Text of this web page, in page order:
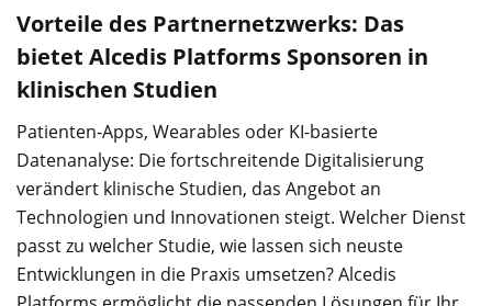
Vorteile des Partnernetzwerks: Das
bietet Alcedis Platforms Sponsoren in
klinischen Studien
Patienten-Apps, Wearables oder KI-basierte
Datenanalyse: Die fortschreitende Digitalisierung
verändert klinische Studien, das Angebot an
Technologien und Innovationen steigt. Welcher Dienst
passt zu welcher Studie, wie lassen sich neuste
Entwicklungen in die Praxis umsetzen? Alcedis